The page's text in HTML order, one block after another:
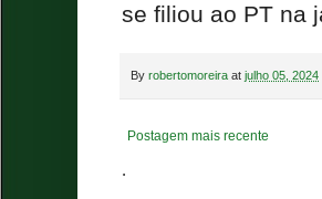
se filiou ao PT na
By robertomoreira at julho 05, 2024
Postagem mais recente
.